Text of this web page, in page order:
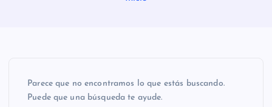
Parece que no encontramos lo que estás buscando.
Puede que una búsqueda te ayude.